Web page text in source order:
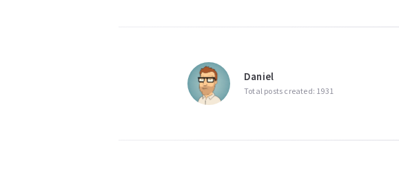
Daniel
Total posts created: 1931